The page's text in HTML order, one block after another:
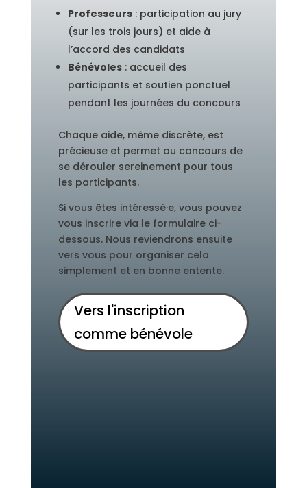
Professeurs: participation au jury
(sur les trois jours) et aide à
l’accord des candidats
Bénévoles: accueil des
participants et soutien ponctuel
pendant les journées du concours
Chaque aide, même discrète, est
précieuse et permet au concours de
se dérouler sereinement pour tous
les participants.
Si vous êtes intéressé·e, vous pouvez
vous inscrire via le formulaire ci-
dessous. Nous reviendrons ensuite
vers vous pour organiser cela
simplement et en bonne entente.
Vers l'inscription
comme bénévole